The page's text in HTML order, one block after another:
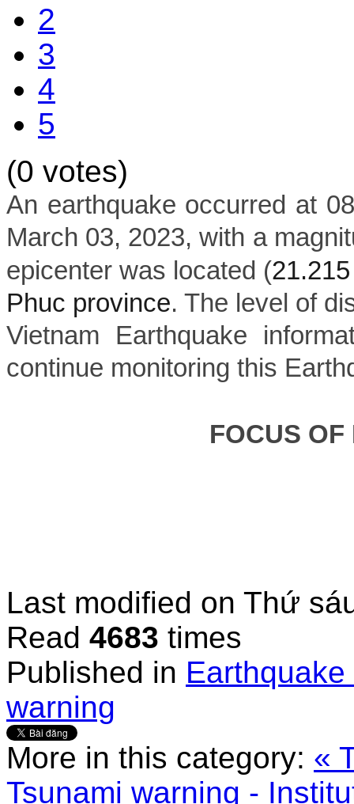
2
3
4
5
(0 votes)
An earthquake occurred at
March 03, 2023, with a
epicenter was located (
Phuc province. The level of
Vietnam Earthquake
continue monitoring this
FOCUS
Last modified on Thứ
Read 4683 times
Published in
warning
More in this category: «
Tsunami warning -